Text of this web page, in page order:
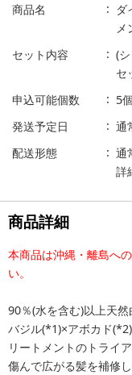
商品名
ダ
メ
セット内容
(
セ
申込可能個数
5個
発送予定日
通
配送形態
通
詳
商品詳細
本商品は沖縄・離島へ
い。
90％(水を含む)以上天然
バジル(*1)×アボカド
リートメントのトライア
傷んで広がる髪を補修